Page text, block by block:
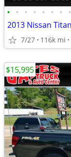
• • • • • • • •
7/27 116k mi
$15,995